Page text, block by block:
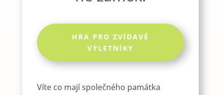
HRA PRO ZVÍDAVÉ
VÝLETNÍKY
Víte co mají společného památka